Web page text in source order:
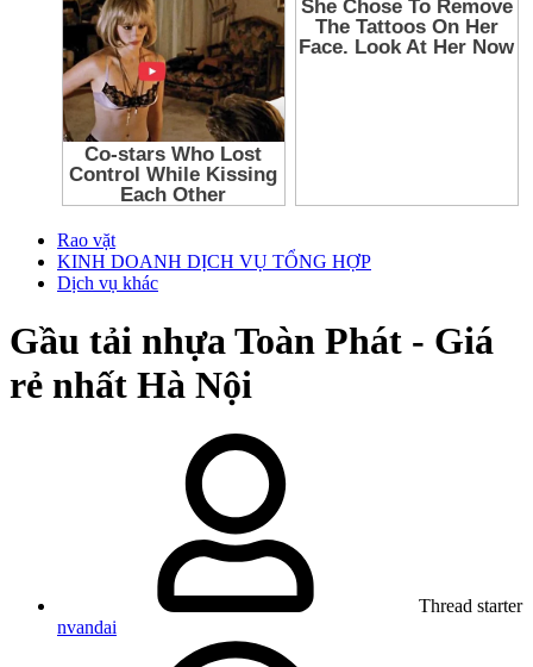
Rao vặt
KINH DOANH DỊCH VỤ TỔNG HỢP
Dịch vụ khác
Gầu tải nhựa Toàn Phát - Giá
rẻ nhất Hà Nội
Thread starter
nvandai